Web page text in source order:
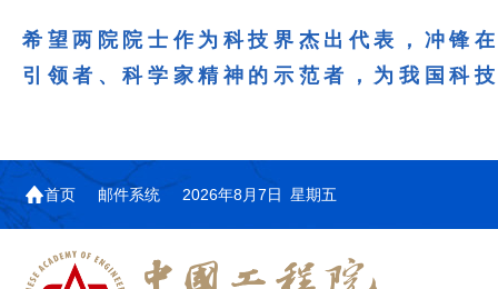
希望两院院士作为科技界杰出代表，冲锋
引领者、科学家精神的示范者，为我国科
首页 邮件系统 2026年8月7日 星期五